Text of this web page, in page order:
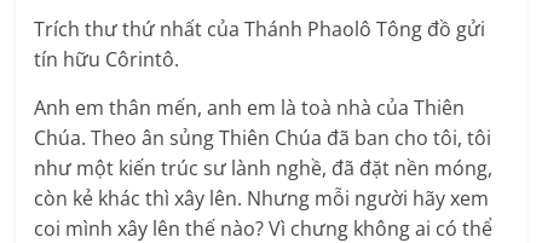
Trích thư thứ nhất của Thánh Phaolô Tông đồ gửi
tín hữu Côrintô.
Anh em thân mến, anh em là toà nhà của Thiên
Chúa. Theo ân sủng Thiên Chúa đã ban cho tôi, tôi
như một kiến trúc sư lành nghề, đã đặt nền móng,
còn kẻ khác thì xây lên. Nhưng mỗi người hãy xem
coi mình xây lên thế nào? Vì chưng không ai có thể